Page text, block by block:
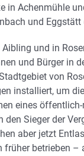
in Achenmühle
und
und in
und Bürger in
von
installiert, um
eines
Sieger der
aber jetzt
früher betrieben